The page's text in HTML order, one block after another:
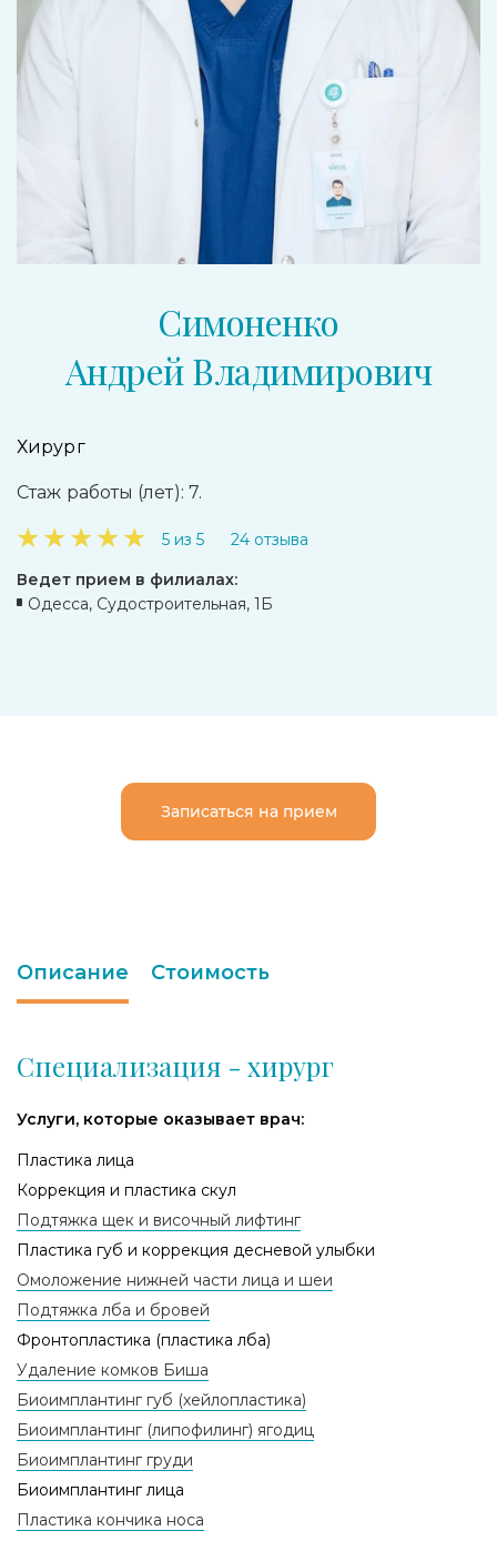
Симоненко
Андрей Владимирович
Хирург
Стаж работы (лет): 7.
★★★★★ 5 из 5
24 отзыва
Ведет прием в филиалах:
Одесса, Судостроительная, 1Б
Записаться на прием
Описание Стоимость
Специализация - хирург
Услуги, которые оказывает врач:
Пластика лица
Коррекция и пластика скул
Подтяжка щек и височный лифтинг
Пластика губ и коррекция десневой улыбки
Омоложение нижней части лица и шеи
Подтяжка лба и бровей
Фронтопластика (пластика лба)
Удаление комков Биша
Биоимплантинг губ (хейлопластика)
Биоимплантинг (липофилинг) ягодиц
Биоимплантинг груди
Биоимплантинг лица
Пластика кончика носа